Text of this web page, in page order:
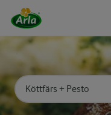
Sök på kategori eller
Skriv in sökord för att